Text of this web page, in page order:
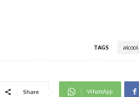
TAGS alcool
Share WhatsApp